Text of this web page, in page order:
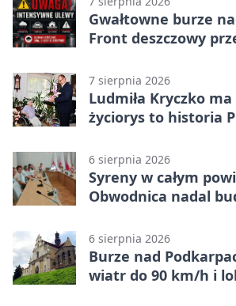
Gwałtowne burze
Front deszczowy
7 sierpnia 2026
Ludmiła Kryczko ma
życiorys to historia
6 sierpnia 2026
Syreny w całym
Obwodnica nadal
6 sierpnia 2026
Burze nad
wiatr do 90 km/h i